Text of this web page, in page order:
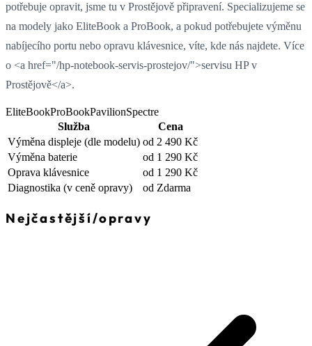
potřebuje opravit, jsme tu v Prostějově připravení. Specializujeme se
na modely jako EliteBook a ProBook, a pokud potřebujete výměnu
nabíjecího portu nebo opravu klávesnice, víte, kde nás najdete. Více
o <a href="/hp-notebook-servis-prostejov/">servisu HP v
Prostějově</a>.
EliteBookProBookPavilionSpectre
Služba
Cena
Výměna displeje (dle modelu) od 2 490 Kč
Výměna baterie
od 1 290 Kč
Oprava klávesnice
od 1 290 Kč
Diagnostika (v ceně opravy) od Zdarma
Nejčastější/opravy